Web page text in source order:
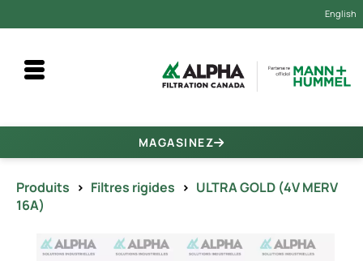
English
MAGASINEZ
Produits > Filtres rigides > ULTRA GOLD (4V MERV
16A)